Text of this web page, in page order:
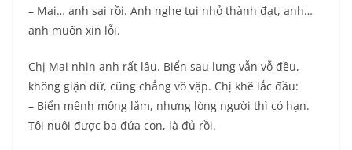
– Mai… anh sai rồi. Anh nghe tụi nhỏ thành đạt, anh…
anh muốn xin lỗi.
Chị Mai nhìn anh rất lâu. Biển sau lưng vẫn vỗ đều,
không giận dữ, cũng chẳng vồ vập. Chị khẽ lắc đầu:
– Biển mênh mông lắm, nhưng lòng người thì có hạn.
Tôi nuôi được ba đứa con, là đủ rồi.